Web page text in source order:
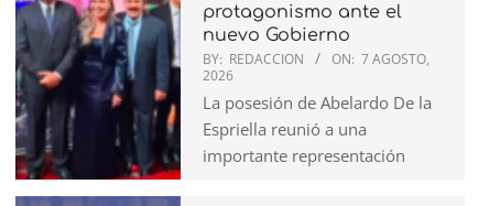
protagonismo ante el
nuevo Gobierno
BY: REDACCION ON: 7 AGOSTO,
2026
La posesión de Abelardo De la
Espriella reunió a una
importante representación